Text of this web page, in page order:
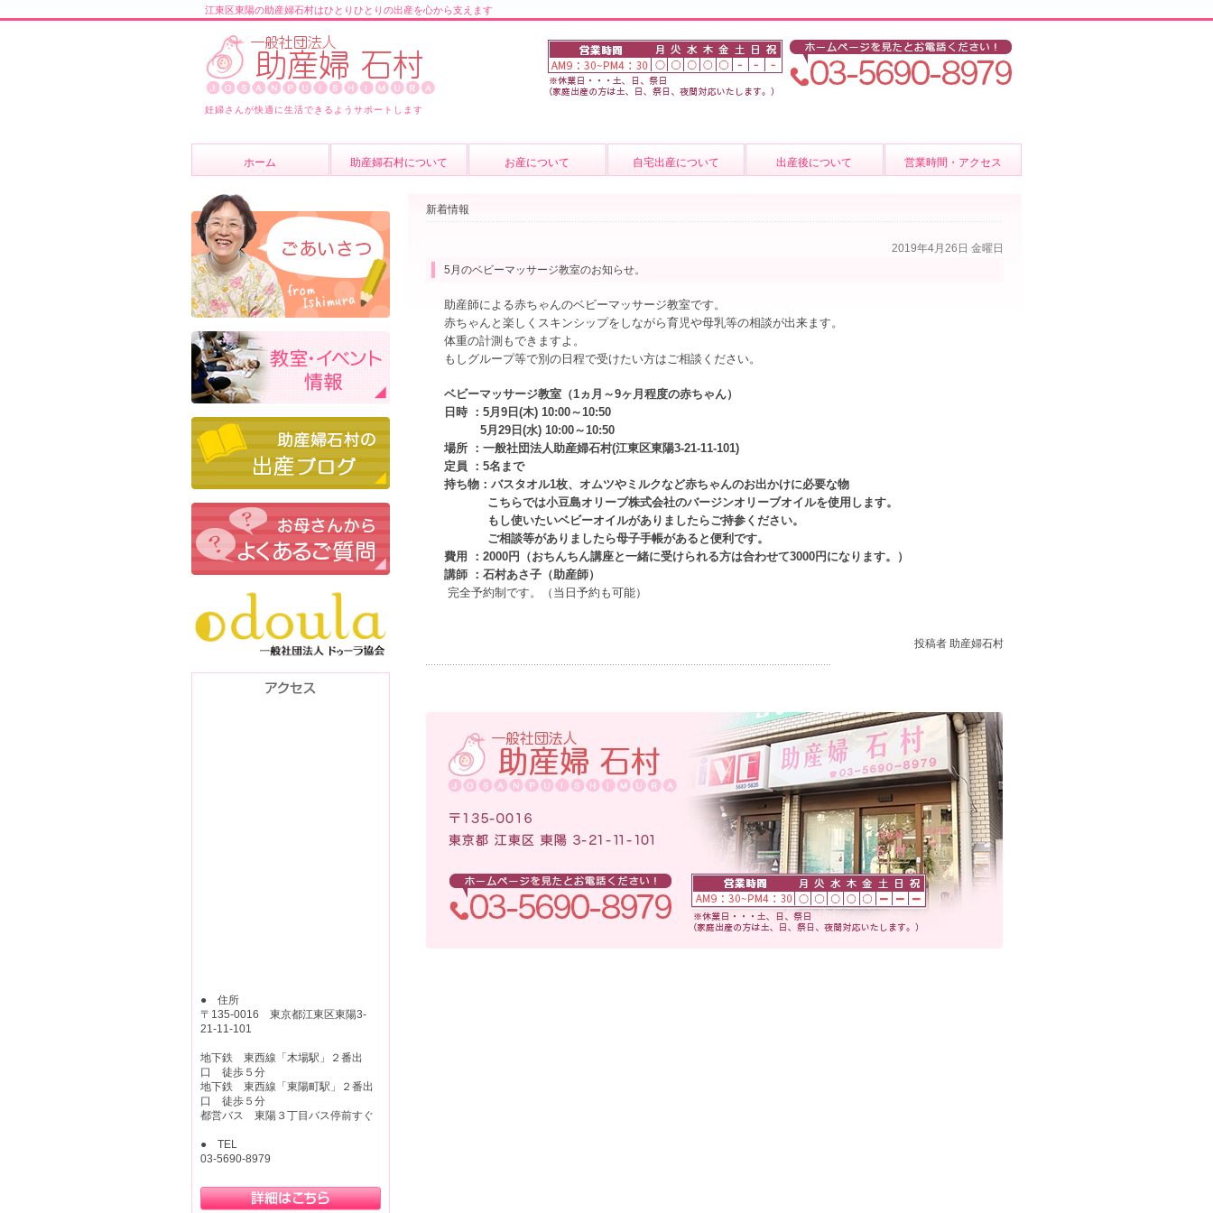
江東区東陽の助産婦石村はひとりひとりの出産を心から支えます
妊婦さんが快適に生活できるようサポートします
ホーム 助産婦石村について
スタッフ紹介
よくあるご質問
ブログ
お産について
費用について
自宅出産について 出産後について 営業時間・アクセス
新着情報
2019年4月26日 金曜日
5月のベビーマッサージ教室のお知らせ。
助産師による赤ちゃんのベビーマッサージ教室です。
赤ちゃんと楽しくスキンシップをしながら育児や母乳等の相談が出来ます。
体重の計測もできますよ。
もしグループ等で別の日程で受けたい方はご相談ください。
ベビーマッサージ教室（1ヵ月～9ヶ月程度の赤ちゃん）
日時 ：5月9日(木) 10:00～10:50
5月29日(水) 10:00～10:50
場所 ：一般社団法人助産婦石村(江東区東陽3-21-11-101)
定員 ：5名まで
持ち物：バスタオル1枚、オムツやミルクなど赤ちゃんのお出かけに必要な物
こちらでは小豆島オリーブ株式会社のバージンオリーブオイルを使用します。
もし使いたいベビーオイルがありましたらご持参ください。
ご相談等がありましたら母子手帳があると便利です。
費用 ：2000円（おちんちん講座と一緒に受けられる方は合わせて3000円になります。）
講師 ：石村あさ子（助産師）
完全予約制です。（当日予約も可能）
投稿者 助産婦石村
● 住所
〒135-0016 東京都江東区東陽3-
21-11-101
地下鉄 東西線「木場駅」２番出
口 徒歩５分
地下鉄 東西線「東陽町駅」２番出
口 徒歩５分
都営バス 東陽３丁目バス停前すぐ
● TEL
03-5690-8979